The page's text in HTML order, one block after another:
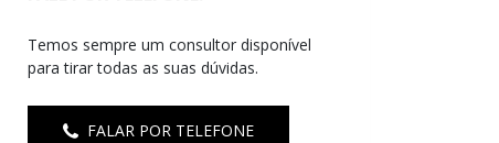
Temos sempre um consultor disponível
para tirar todas as suas dúvidas.
FALAR POR TELEFONE